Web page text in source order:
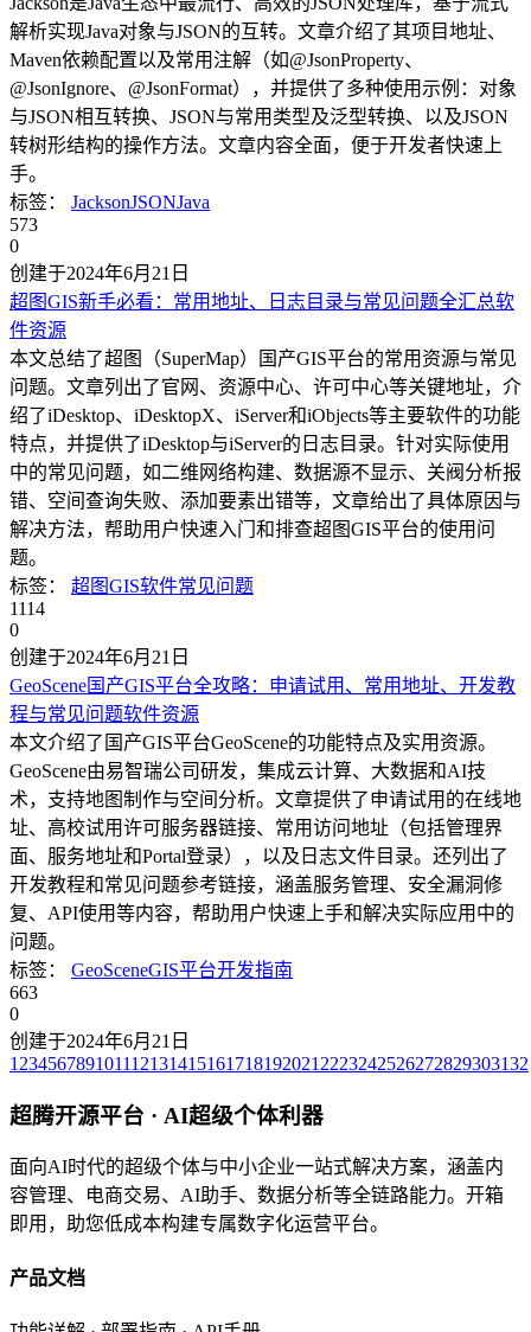
解析实现Java对象与JSON的互转。文章介绍了其项目地址、
Maven依赖配置以及常用注解（如@JsonProperty、
@JsonIgnore、@JsonFormat），并提供了多种使用示例：对象
与JSON相互转换、JSON与常用类型及泛型转换、以及JSON
转树形结构的操作方法。文章内容全面，便于开发者快速上
手。
标签： JacksonJSONJava
573
0
创建于2024年6月21日
超图GIS新手必看：常用地址、日志目录与常见问题全汇总软
件资源
本文总结了超图（SuperMap）国产GIS平台的常用资源与常见
问题。文章列出了官网、资源中心、许可中心等关键地址，介
绍了iDesktop、iDesktopX、iServer和iObjects等主要软件的功能
特点，并提供了iDesktop与iServer的日志目录。针对实际使用
中的常见问题，如二维网络构建、数据源不显示、关阀分析报
错、空间查询失败、添加要素出错等，文章给出了具体原因与
解决方法，帮助用户快速入门和排查超图GIS平台的使用问
题。
标签： 超图GIS软件常见问题
1114
0
创建于2024年6月21日
GeoScene国产GIS平台全攻略：申请试用、常用地址、开发教
程与常见问题软件资源
本文介绍了国产GIS平台GeoScene的功能特点及实用资源。
GeoScene由易智瑞公司研发，集成云计算、大数据和AI技
术，支持地图制作与空间分析。文章提供了申请试用的在线地
址、高校试用许可服务器链接、常用访问地址（包括管理界
面、服务地址和Portal登录），以及日志文件目录。还列出了
开发教程和常见问题参考链接，涵盖服务管理、安全漏洞修
复、API使用等内容，帮助用户快速上手和解决实际应用中的
问题。
标签： GeoSceneGIS平台开发指南
663
0
创建于2024年6月21日
1 23456789101112131415161718192021 2223242526272829303132
超腾开源平台 · AI超级个体利器
面向AI时代的超级个体与中小企业一站式解决方案，涵盖内
容管理、电商交易、AI助手、数据分析等全链路能力。开箱
即用，助您低成本构建专属数字化运营平台。
产品文档